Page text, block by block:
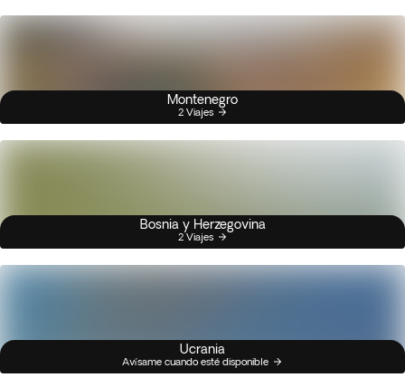
Montenegro
2 Viajes
Bosnia y Herzegovina
2 Viajes
Ucrania
Avísame cuando esté disponible